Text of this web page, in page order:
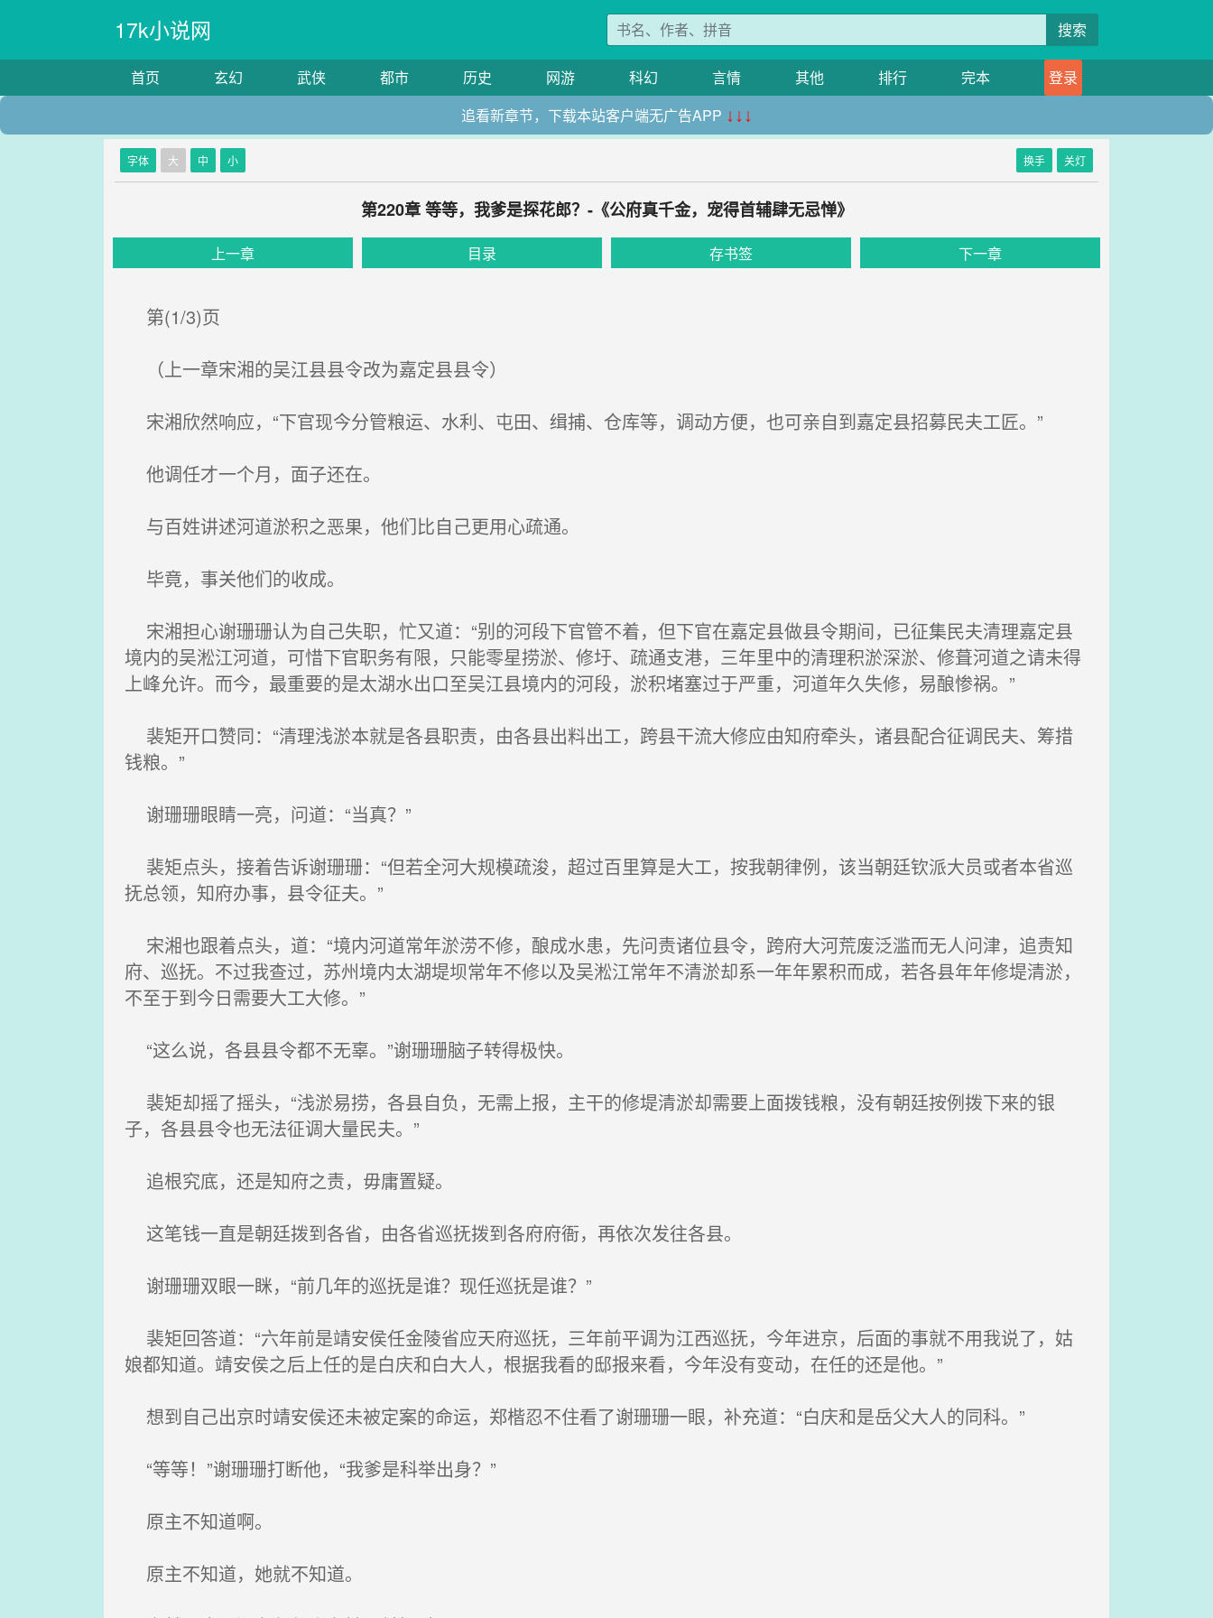
17k小说网 搜索
首页 玄幻 武侠 都市 历史 网游 科幻 言情 其他 排行 完本
登录
追看新章节，下载本站客户端无广告APP ↓↓↓
字体 大 中 小 换手 关灯
第220章 等等，我爹是探花郎？-《公府真千金，宠得首辅肆无忌惮》
上一章 目录 存书签 下一章
第(1/3)页
（上一章宋湘的吴江县县令改为嘉定县县令）
宋湘欣然响应，“下官现今分管粮运、水利、屯田、缉捕、仓库等，调动方便，也可亲自到嘉定县招募民夫工匠。”
他调任才一个月，面子还在。
与百姓讲述河道淤积之恶果，他们比自己更用心疏通。
毕竟，事关他们的收成。
宋湘担心谢珊珊认为自己失职，忙又道：“别的河段下官管不着，但下官在嘉定县做县令期间，已征集民夫清理嘉定县
境内的吴淞江河道，可惜下官职务有限，只能零星捞淤、修圩、疏通支港，三年里中的清理积淤深淤、修葺河道之请未得
上峰允许。而今，最重要的是太湖水出口至吴江县境内的河段，淤积堵塞过于严重，河道年久失修，易酿惨祸。”
裴矩开口赞同：“清理浅淤本就是各县职责，由各县出料出工，跨县干流大修应由知府牵头，诸县配合征调民夫、筹措
钱粮。”
谢珊珊眼睛一亮，问道：“当真？”
裴矩点头，接着告诉谢珊珊：“但若全河大规模疏浚，超过百里算是大工，按我朝律例，该当朝廷钦派大员或者本省巡
抚总领，知府办事，县令征夫。”
宋湘也跟着点头，道：“境内河道常年淤涝不修，酿成水患，先问责诸位县令，跨府大河荒废泛滥而无人问津，追责知
府、巡抚。不过我查过，苏州境内太湖堤坝常年不修以及吴淞江常年不清淤却系一年年累积而成，若各县年年修堤清淤，
不至于到今日需要大工大修。”
“这么说，各县县令都不无辜。”谢珊珊脑子转得极快。
裴矩却摇了摇头，“浅淤易捞，各县自负，无需上报，主干的修堤清淤却需要上面拨钱粮，没有朝廷按例拨下来的银
子，各县县令也无法征调大量民夫。”
追根究底，还是知府之责，毋庸置疑。
这笔钱一直是朝廷拨到各省，由各省巡抚拨到各府府衙，再依次发往各县。
谢珊珊双眼一眯，“前几年的巡抚是谁？现任巡抚是谁？”
裴矩回答道：“六年前是靖安侯任金陵省应天府巡抚，三年前平调为江西巡抚，今年进京，后面的事就不用我说了，姑
娘都知道。靖安侯之后上任的是白庆和白大人，根据我看的邸报来看，今年没有变动，在任的还是他。”
想到自己出京时靖安侯还未被定案的命运，郑楷忍不住看了谢珊珊一眼，补充道：“白庆和是岳父大人的同科。”
“等等！”谢珊珊打断他，“我爹是科举出身？”
原主不知道啊。
原主不知道，她就不知道。